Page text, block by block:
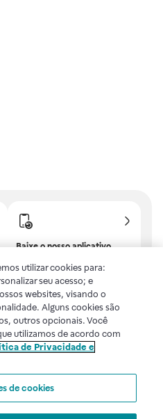
Baixe o nosso aplicativo
benefícios exclusivos!
ao topo
utilizar cookies para:
seu acesso; e
websites, visando o
Alguns cookies são
outros opcionais. Você
utilizamos de acordo com
de Privacidade e
de cookies